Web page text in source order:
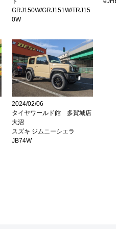
GRJ150W/GRJ151W/TRJ15
0W
2024/02/06
タイヤワールド館 多賀城店
大沼
スズキ ジムニーシエラ
JB74W